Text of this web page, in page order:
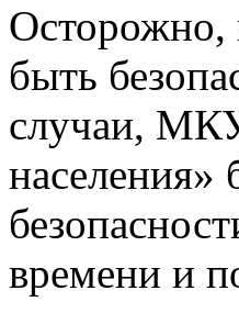
Осторожно,
быть
случаи,
населения»
времени и